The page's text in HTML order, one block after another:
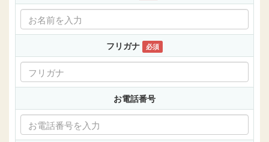
フリガナ 必須
お電話番号